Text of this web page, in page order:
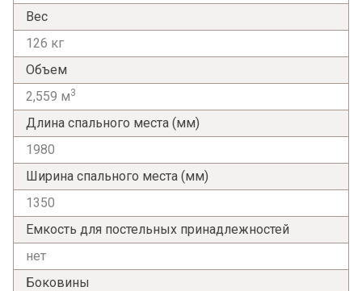
согласен на их обработку.
Вес
126 кг
Объем
2,559 м3
Длина спального места (мм)
1980
Ширина спального места (мм)
1350
Емкость для постельных принадлежностей
нет
Боковины